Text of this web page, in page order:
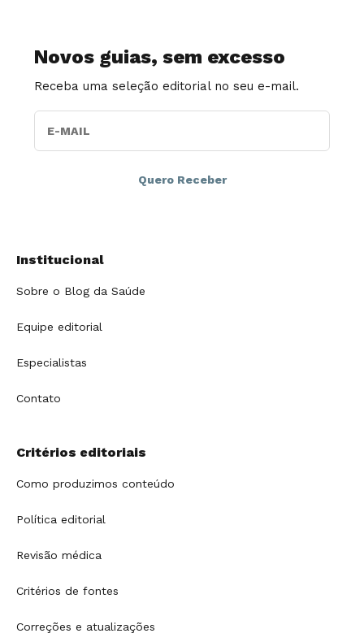
Novos guias, sem excesso
Receba uma seleção editorial no seu e-mail.
Institucional
Sobre o Blog da Saúde
Equipe editorial
Especialistas
Contato
Critérios editoriais
Como produzimos conteúdo
Política editorial
Revisão médica
Critérios de fontes
Correções e atualizações